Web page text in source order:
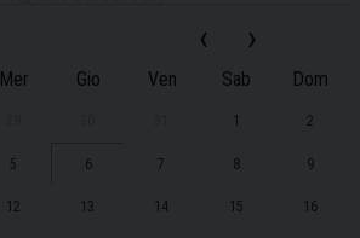
‹ ›
Mer Gio Ven Sab Dom
1 2
5 6 7 8 9
12 13 14 15 16